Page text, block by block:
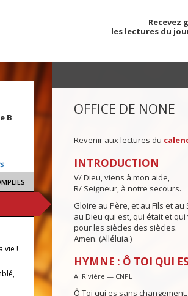
Recevez
les lectures du
B
vie !
OFFICE DE NONE
Revenir aux lectures du
INTRODUCTION
V/ Dieu, viens à mon aide,
R/ Seigneur, à notre secours.
Gloire au Père, et au Fils et au
au Dieu qui est, qui était et qui
pour les siècles des siècles.
Amen. (Alléluia.)
HYMNE : Ô TOI QUI
A. Rivière — CNPL
Ô Toi qui es sans changement,